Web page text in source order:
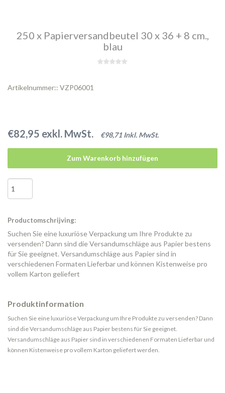
250 x Papierversandbeutel 30 x 36 + 8 cm.,
blau
Artikelnummer:: VZP06001
€82,95 exkl. MwSt. €98,71 Inkl. MwSt.
Zum Warenkorb hinzufügen
Productomschrijving:
Suchen Sie eine luxuriöse Verpackung um Ihre Produkte zu
versenden? Dann sind die Versandumschläge aus Papier bestens
für Sie geeignet. Versandumschläge aus Papier sind in
verschiedenen Formaten Lieferbar und können Kistenweise pro
vollem Karton geliefert
Produktinformation
Suchen Sie eine luxuriöse Verpackung um Ihre Produkte zu versenden? Dann
sind die Versandumschläge aus Papier bestens für Sie geeignet.
Versandumschläge aus Papier sind in verschiedenen Formaten Lieferbar und
können Kistenweise pro vollem Karton geliefert werden.